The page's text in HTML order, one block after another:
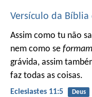
Versículo da Bíblia
Assim como tu não
nem como se formam
grávida, assim
faz todas as coisas.
Eclesiastes 11:5 Deus